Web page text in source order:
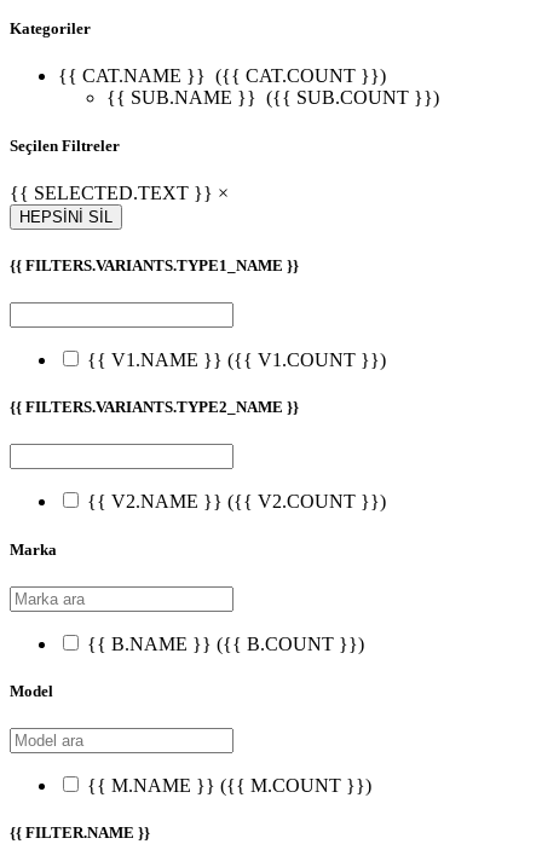
Kategoriler
{{ CAT.NAME }} ({{ CAT.COUNT }})
{{ SUB.NAME }} ({{ SUB.COUNT }})
Seçilen Filtreler
{{ SELECTED.TEXT }} ×
HEPSİNİ SİL
{{ FILTERS.VARIANTS.TYPE1_NAME }}
{{ V1.NAME }} ({{ V1.COUNT }})
{{ FILTERS.VARIANTS.TYPE2_NAME }}
{{ V2.NAME }} ({{ V2.COUNT }})
Marka
{{ B.NAME }} ({{ B.COUNT }})
Model
{{ M.NAME }} ({{ M.COUNT }})
{{ FILTER.NAME }}